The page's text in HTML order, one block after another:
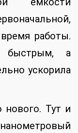
работы.
быстрым, а
ускорила
Тут и